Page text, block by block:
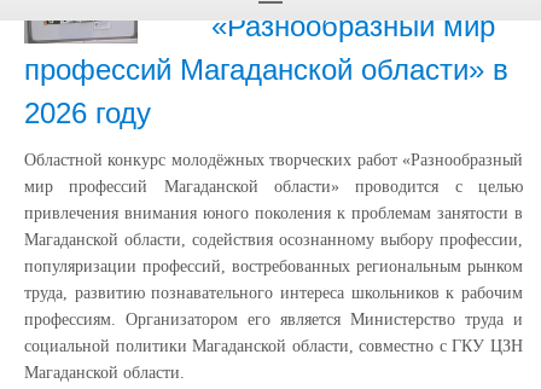
«Разнообразный мир
профессий Магаданской области» в
2026 году
Областной конкурс молодёжных творческих работ «Разнообразный
мир профессий Магаданской области» проводится с целью
привлечения внимания юного поколения к проблемам занятости в
Магаданской области, содействия осознанному выбору профессии,
популяризации профессий, востребованных региональным рынком
труда, развитию познавательного интереса школьников к рабочим
профессиям. Организатором его является Министерство труда и
социальной политики Магаданской области, совместно с ГКУ ЦЗН
Магаданской области.